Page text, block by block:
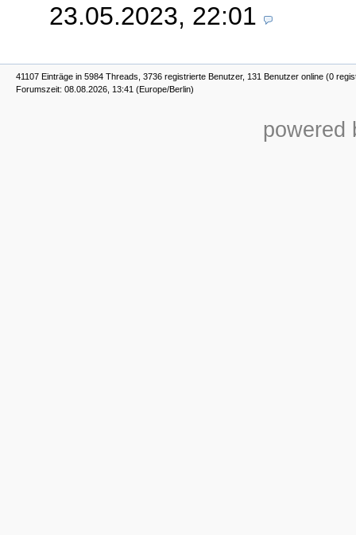
23.05.2023, 22:01
41107 Einträge in 5984 Threads, 3736 registrierte Benutzer, 131 Benutzer online (0
Forumszeit: 08.08.2026, 13:41 (Europe/Berlin)
powered